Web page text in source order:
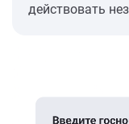
действовать